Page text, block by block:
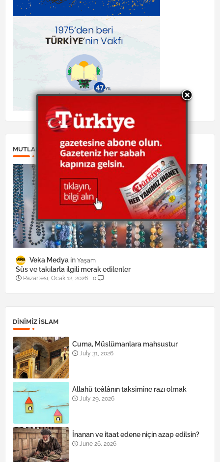
MUTLAKA OKUYUN:
Veka Medya Yaşam
Süs ve takılarla ilgili merak edilenler
Pazartesi, Ocak 12, 2026 0
DINIMIZ ISLAM
Cuma, Müslümanlara mahsustur
July 31, 2026
Allahü teâlânın taksimine razı olmak
July 29, 2026
İnanan ve itaat edene niçin azap edilsin?
June 26, 2026